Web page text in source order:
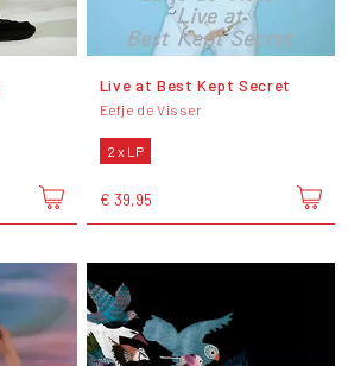
Live at Best Kept Secret
Eefje de Visser
2 x LP
€ 39,95